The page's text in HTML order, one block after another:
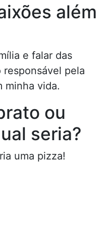
além
e falar das
responsável pela
minha vida.
ou
seria?
uma pizza!